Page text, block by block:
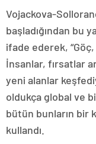
Vojackova-
başladığından bu
ifade ederek,
İnsanlar, fırsatlar
yeni alanlar
oldukça global ve
bütün bunların bir
kullandı.